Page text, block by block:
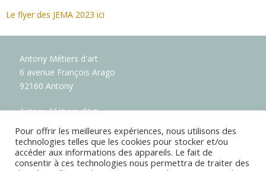
Le flyer des JEMA 2023 ici
Antony Métiers d'art
6 avenue François Arago
92160 Antony
Antony Métiers d’Art
Soutenez la création artisanale française !
Pour offrir les meilleures expériences, nous utilisons des
technologies telles que les cookies pour stocker et/ou
accéder aux informations des appareils. Le fait de
consentir à ces technologies nous permettra de traiter des